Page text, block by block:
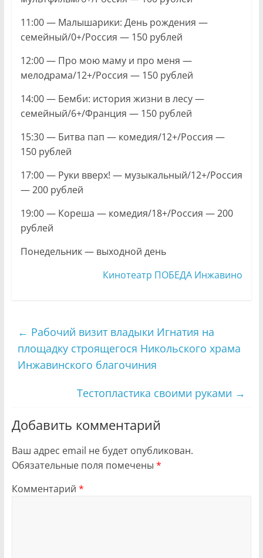
11:00 — Малышарики: День рождения —
семейный/0+/Россия — 150 рублей
12:00 — Про мою маму и про меня —
мелодрама/12+/Россия — 150 рублей
14:00 — Бемби: история жизни в лесу —
семейный/6+/Франция — 150 рублей
15:30 — Битва пап — комедия/12+/Россия —
150 рублей
17:00 — Руки вверх! — музыкальный/12+/Россия
— 200 рублей
19:00 — Кореша — комедия/18+/Россия — 200
рублей
Понедельник — выходной день
Кинотеатр ПОБЕДА Инжавино
← Рабочий визит владыки Игнатия на
площадку строящегося Никольского храма
Инжавинского благочиния
Тестопластика своими руками →
Добавить комментарий
Ваш адрес email не будет опубликован.
Обязательные поля помечены *
Комментарий *